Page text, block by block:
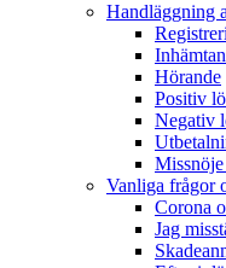
Handläggning
Hörande
Positiv
Negativ
Vanliga frågor
Corona
Jag